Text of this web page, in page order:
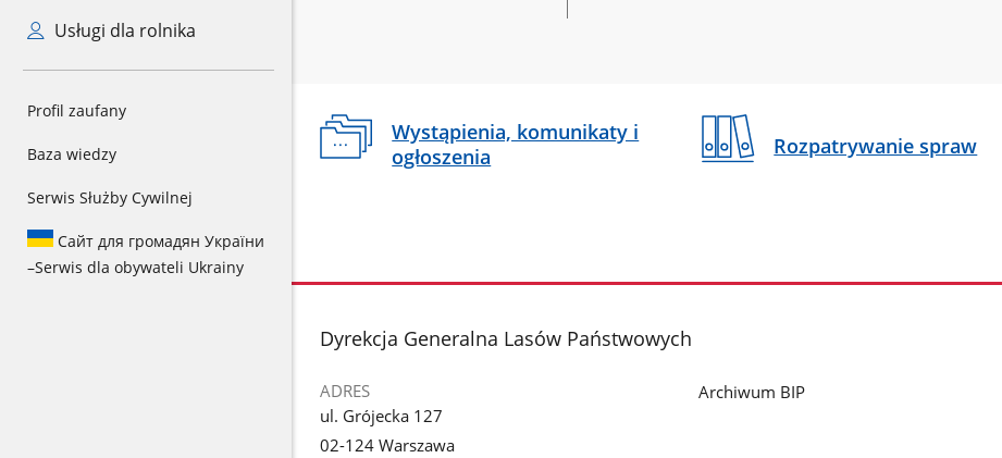
Usługi dla rolnika
Profil zaufany
Baza wiedzy
Serwis Służby Cywilnej
Сайт для громадян України
–Serwis dla obywateli Ukrainy
Wystąpienia, komunikaty i
ogłoszenia
Rozpatrywanie spraw
stopka
Dyrekcja Generalna Lasów Państwowych
ADRES
ul. Grójecka 127
02-124 Warszawa
Archiwum BIP